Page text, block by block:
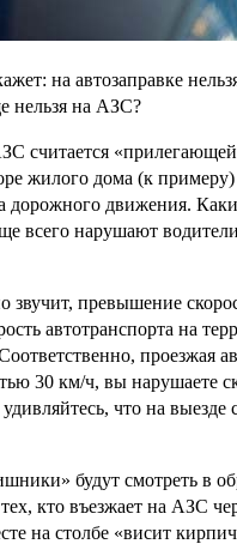
на автозаправке
нельзя на АЗС?
считается
жилого дома (к
дорожного движения.
всего нарушают
звучит, превышение
автотранспорта на
проезжая
30 км/ч, вы нарушаете
что на выезде
будут смотреть в
кто въезжает на АЗС
на столбе «висит